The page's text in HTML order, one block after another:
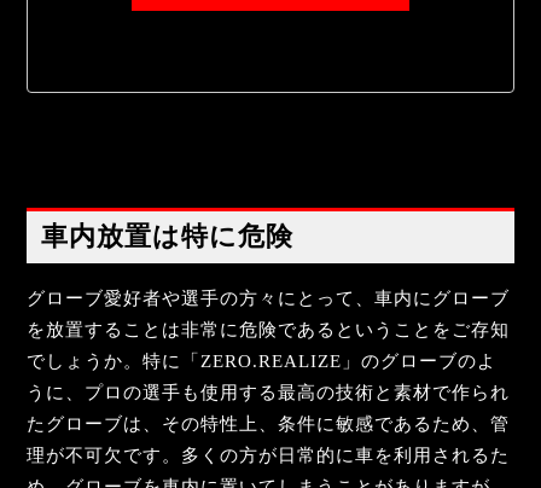
車内放置は特に危険
グローブ愛好者や選手の方々にとって、車内にグローブ
を放置することは非常に危険であるということをご存知
でしょうか。特に「ZERO.REALIZE」のグローブのよ
うに、プロの選手も使用する最高の技術と素材で作られ
たグローブは、その特性上、条件に敏感であるため、管
理が不可欠です。多くの方が日常的に車を利用されるた